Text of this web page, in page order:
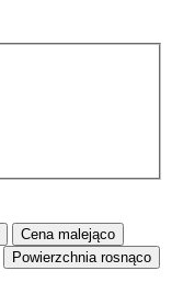
Cena malejąco
Powierzchnia rosnąco